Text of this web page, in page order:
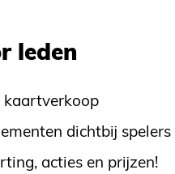
leden
kaartverkoop
dichtbij spelers
acties en prijzen!